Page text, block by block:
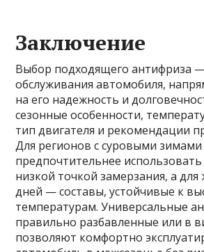
Заключение
Выбор подходящего антифриза
обслуживания автомобиля,
на его надежность и
сезонные особенности,
тип двигателя и рекомендации
Для регионов с суровыми зимами
предпочтительнее
низкой точкой замерзания, а для
дней — составы, устойчивые к
температурам. Универсальные
правильно разбавленные или в
позволяют комфортно